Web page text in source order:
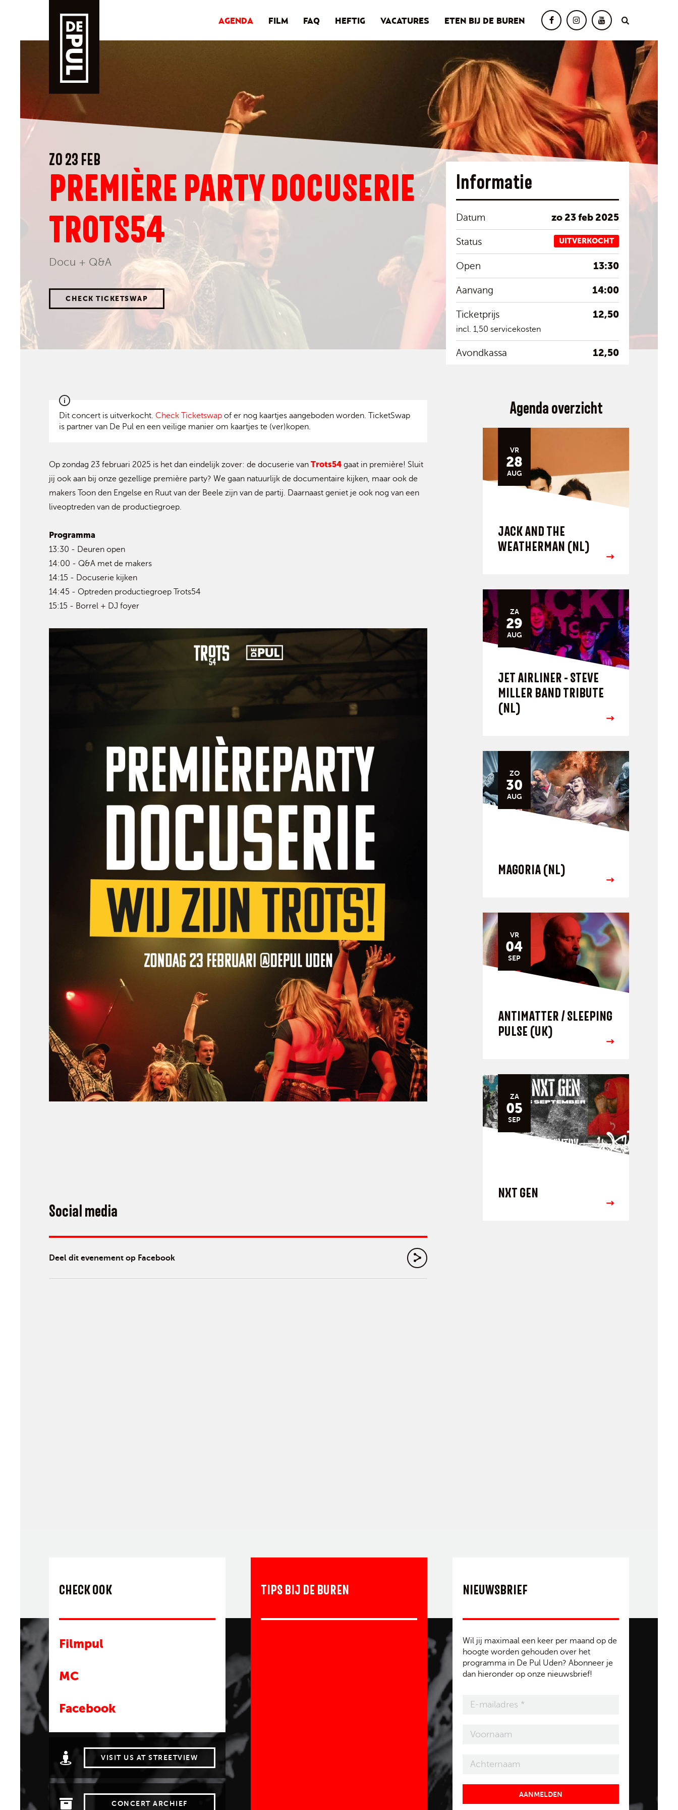
AGENDA FILM FAQ HEFTIG VACATURES ETEN BIJ DE BUREN
ZO 23 FEB
PREMIÈRE PARTY DOCUSERIE
TROTS54
Docu + Q&A
CHECK TICKETSWAP
Informatie
Datum zo 23 feb 2025
Status UITVERKOCHT
Open 13:30
Aanvang 14:00
Ticketprijs 12,50
incl. 1,50 servicekosten
Avondkassa 12,50
Dit concert is uitverkocht. Check Ticketswap of er nog kaartjes aangeboden worden. TicketSwap
is partner van De Pul en een veilige manier om kaartjes te (ver)kopen.
Op zondag 23 februari 2025 is het dan eindelijk zover: de docuserie van Trots54 gaat in première! Sluit
jij ook aan bij onze gezellige première party? We gaan natuurlijk de documentaire kijken, maar ook de
makers Toon den Engelse en Ruut van der Beele zijn van de partij. Daarnaast geniet je ook nog van een
liveoptreden van de productiegroep.
Programma
13:30 - Deuren open
14:00 - Q&A met de makers
14:15 - Docuserie kijken
14:45 - Optreden productiegroep Trots54
15:15 - Borrel + DJ foyer
Social media
Deel dit evenement op Facebook
Agenda overzicht
VR
28
AUG
JACK AND THE
WEATHERMAN (NL)
ZA
29
AUG
JET AIRLINER - STEVE
MILLER BAND TRIBUTE
(NL)
ZO
30
AUG
MAGORIA (NL)
VR
04
SEP
ANTIMATTER / SLEEPING
PULSE (UK)
ZA
05
SEP
NXT GEN
CHECK OOK
Filmpul
MC
Facebook
VISIT US AT STREETVIEW
CONCERT ARCHIEF
TIPS BIJ DE BUREN NIEUWSBRIEF
Wil jij maximaal een keer per maand op de
hoogte worden gehouden over het
programma in De Pul Uden? Abonneer je
dan hieronder op onze nieuwsbrief!
AANMELDEN